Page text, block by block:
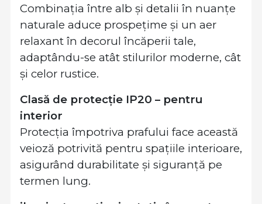
Combinația între alb și detalii în nuanțe
naturale aduce prospețime și un aer
relaxant în decorul încăperii tale,
adaptându-se atât stilurilor moderne, cât
și celor rustice.
Clasă de protecție IP20 – pentru
interior
Protecția împotriva prafului face această
veioză potrivită pentru spațiile interioare,
asigurând durabilitate și siguranță pe
termen lung.